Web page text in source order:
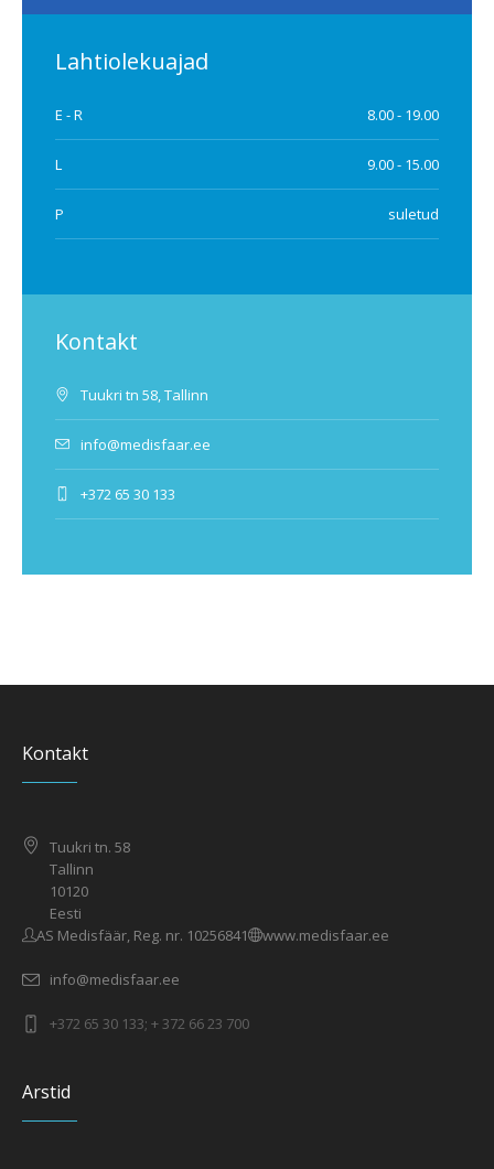
Lahtiolekuajad
E - R 8.00 - 19.00
L 9.00 - 15.00
P suletud
Kontakt
Tuukri tn 58, Tallinn
info@medisfaar.ee
+372 65 30 133
Kontakt
Tuukri tn. 58
Tallinn
10120
Eesti
AS Medisfäär, Reg. nr. 10256841
www.medisfaar.ee
info@medisfaar.ee
+372 65 30 133; + 372 66 23 700
Arstid